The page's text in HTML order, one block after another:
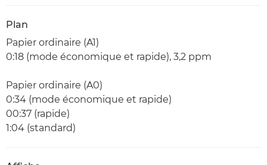
Plan
Papier ordinaire (A1)
0:18 (mode économique et rapide), 3,2 ppm
Papier ordinaire (A0)
0:34 (mode économique et rapide)
00:37 (rapide)
1:04 (standard)